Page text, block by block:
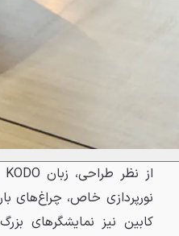
نورپردازی خاص، چراغ‌های